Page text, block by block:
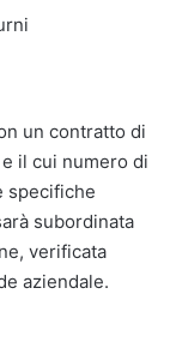
un contratto di
il cui numero di
specifiche
subordinata
verificata
aziendale.